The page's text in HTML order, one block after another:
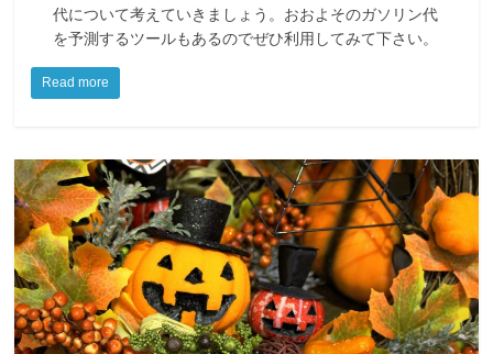
代について考えていきましょう。おおよそのガソリン代
を予測するツールもあるのでぜひ利用してみて下さい。
Read more